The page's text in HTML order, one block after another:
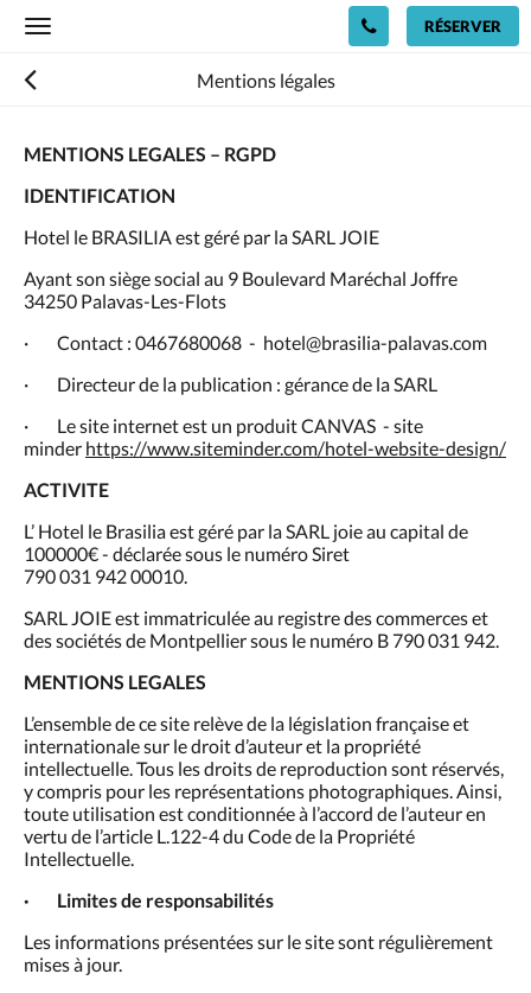
Toggle
RÉSERVER
Mentions légales
MENTIONS LEGALES – RGPD
IDENTIFICATION
Hotel le BRASILIA est géré par la SARL JOIE
Ayant son siège social au 9 Boulevard Maréchal Joffre
34250 Palavas-Les-Flots
· Contact : 0467680068 - hotel@brasilia-palavas.com
· Directeur de la publication : gérance de la SARL
· Le site internet est un produit CANVAS - site
minder https://www.siteminder.com/hotel-website-design/
ACTIVITE
L’ Hotel le Brasilia est géré par la SARL joie au capital de
100000€ - déclarée sous le numéro Siret
790 031 942 00010.
SARL JOIE est immatriculée au registre des commerces et
des sociétés de Montpellier sous le numéro B 790 031 942.
MENTIONS LEGALES
L’ensemble de ce site relève de la législation française et
internationale sur le droit d’auteur et la propriété
intellectuelle. Tous les droits de reproduction sont réservés,
y compris pour les représentations photographiques. Ainsi,
toute utilisation est conditionnée à l’accord de l’auteur en
vertu de l’article L.122-4 du Code de la Propriété
Intellectuelle.
· Limites de responsabilités
Les informations présentées sur le site sont régulièrement
mises à jour.